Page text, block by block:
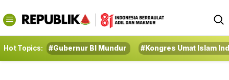
Hot Topics: #Gubernur BI Mundur #Kongres Umat Islam